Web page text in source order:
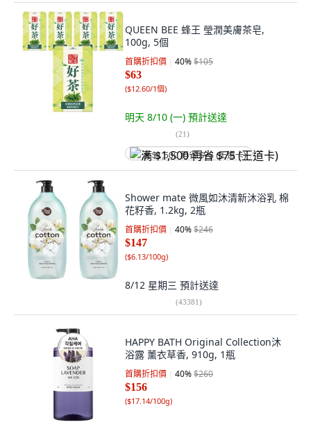
QUEEN BEE 蜂王 瑩潤美膚茶皂,
100g, 5個
首購折扣價 40%$105
$63
($12.60/1個)
明天 8/10 (一) 預計送達
(21)
满 $1,500 再省 $75 (王道卡)
Shower mate 微風如沐清新沐浴乳 棉
花籽香, 1.2kg, 2瓶
首購折扣價 40%$246
$147
($6.13/100g)
8/12 星期三 預計送達
(43381)
HAPPY BATH Original Collection沐
浴露 薰衣草香, 910g, 1瓶
首購折扣價 40%$260
$156
($17.14/100g)